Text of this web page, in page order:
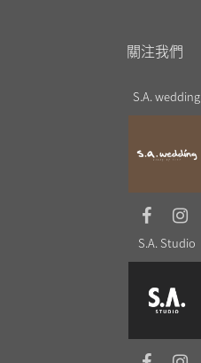
關注我們
S.A. wedding
S.A. Studio